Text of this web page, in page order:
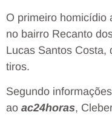
O primeiro homicídio
no bairro Recanto
Lucas Santos Costa,
tiros.
Segundo
ao ac24horas,